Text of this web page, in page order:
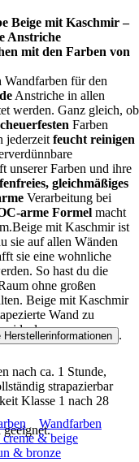
Beige mit Kaschmir –
Anstriche
mit den Farben von
Wandfarben für den
Anstriche in allen
werden. Ganz gleich, ob
Farben
jederzeit feucht reinigen
unserer Farben und ihre
gleichmäßiges
Verarbeitung bei
arme Formel macht
mit Kaschmir ist
sie auf allen Wänden
sie eine wohnliche
So hast du die
ohne großen
Beige mit Kaschmir
Wand zu
ideal.
nach ca. 1 Stunde,
strapazierbar
Klasse 1 nach 28
geeignet.
Herstellerinformationen .
Wandfarben
& beige
& bronze